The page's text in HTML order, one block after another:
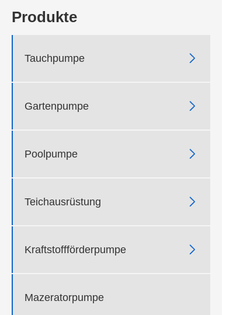
Produkte
Tauchpumpe 
Gartenpumpe 
Poolpumpe 
Teichausrüstung 
Kraftstoffförderpumpe 
Mazeratorpumpe